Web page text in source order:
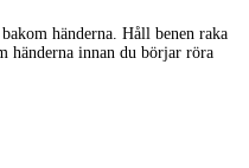
händerna. Håll benen raka
händerna innan du börjar röra